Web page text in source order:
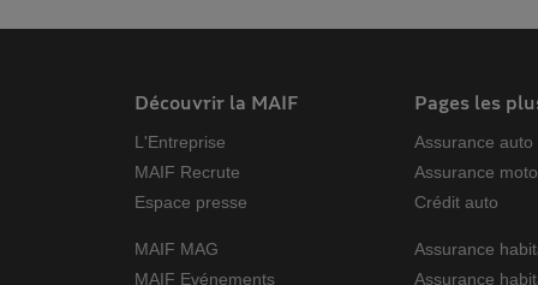
Découvrir la MAIF
L'Entreprise
MAIF Recrute
Espace presse
MAIF MAG
MAIF Evénements
Pages les
Assurance auto
Assurance moto
Crédit auto
Assurance
Assurance